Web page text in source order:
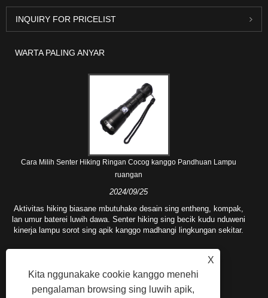
INQUIRY FOR PRICELIST
WARTA PALING ANYAR
Cara Milih Senter Hiking Ringan Cocog kanggo Pandhuan Lampu
ruangan
2024/09/25
Aktivitas hiking biasane mbutuhake desain sing entheng, kompak,
lan umur baterei luwih dawa. Senter hiking sing becik kudu nduweni
kinerja lampu sorot sing apik kanggo madhangi lingkungan sekitar.
X
Kita nggunakake cookie kanggo menehi
pengalaman browsing sing luwih apik,